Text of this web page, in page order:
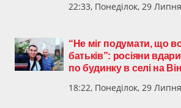
22:33, Понеділок, 29
“Не міг подумати, що
батьків”: росіяни
по будинку в селі на
18:22, Понеділок, 29